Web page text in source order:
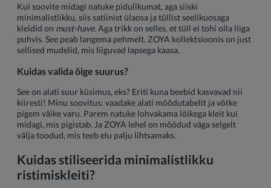
Kui soovite midagi natuke pidulikumat, aga siiski
minimalistlikku, siis satiinist ülaosa ja tüllist seelikuosaga
kleidid on must-have. Aga trikk on selles, et tüll ei tohi olla liiga
puhvis. See peab langema pehmelt. ZOYA kollektsioonis on just
sellised mudelid, mis liiguvad lapsega kaasa.
Kuidas valida õige suurus?
See on alati suur küsimus, eks? Eriti kuna beebid kasvavad nii
kiiresti! Minu soovitus: vaadake alati mõõdutabelit ja võtke
pigem väike varu. Parem natuke lohvakama lõikega kleit kui
midagi, mis pigistab. Ja ZOYA lehel on mõõdud väga selgelt
välja toodud, mis teeb elu palju lihtsamaks.
Kuidas stiliseerida minimalistlikku
ristimiskleiti?